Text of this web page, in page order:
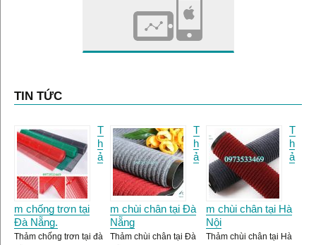
TIN TỨC
T
h
ả
m chống trơn tại
Đà Nẵng.
Thảm chống trơn tại đà
T
h
ả
m chùi chân tại Đà
Nẵng
Thảm chùi chân tại Đà
T
h
ả
m chùi chân tại Hà
Nội
Thảm chùi chân tại Hà